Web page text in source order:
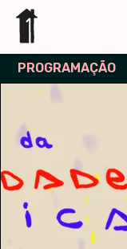
PROGRAMAÇÃO